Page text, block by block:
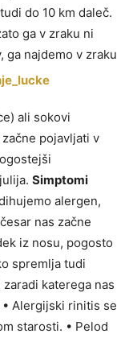
do 10 km daleč.
ga v zraku ni
ga najdemo v zraku
ali sokovi
pojavljati v
Simptomi
alergen,
nas začne
iz nosu, pogosto
spremlja tudi
katerega nas
• Alergijski rinitis se
starosti. • Pelod